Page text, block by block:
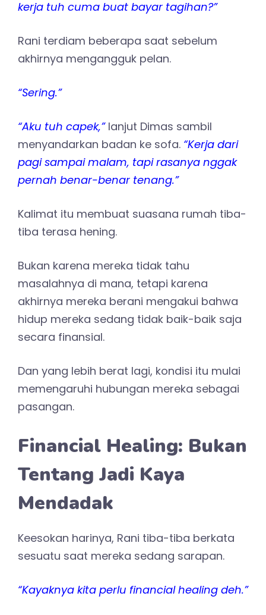
kerja tuh cuma buat bayar tagihan?”
Rani terdiam beberapa saat sebelum
akhirnya mengangguk pelan.
“Sering.”
“Aku tuh capek,” lanjut Dimas sambil
menyandarkan badan ke sofa. “Kerja dari
pagi sampai malam, tapi rasanya nggak
pernah benar-benar tenang.”
Kalimat itu membuat suasana rumah tiba-
tiba terasa hening.
Bukan karena mereka tidak tahu
masalahnya di mana, tetapi karena
akhirnya mereka berani mengakui bahwa
hidup mereka sedang tidak baik-baik saja
secara finansial.
Dan yang lebih berat lagi, kondisi itu mulai
memengaruhi hubungan mereka sebagai
pasangan.
Financial Healing: Bukan
Tentang Jadi Kaya
Mendadak
Keesokan harinya, Rani tiba-tiba berkata
sesuatu saat mereka sedang sarapan.
“Kayaknya kita perlu financial healing deh.”